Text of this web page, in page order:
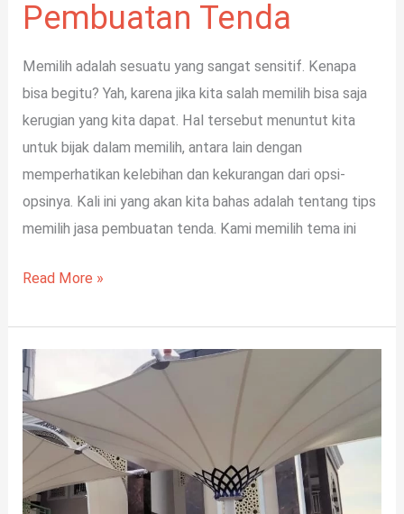
Pembuatan Tenda
Memilih adalah sesuatu yang sangat sensitif. Kenapa
bisa begitu? Yah, karena jika kita salah memilih bisa saja
kerugian yang kita dapat. Hal tersebut menuntut kita
untuk bijak dalam memilih, antara lain dengan
memperhatikan kelebihan dan kekurangan dari opsi-
opsinya. Kali ini yang akan kita bahas adalah tentang tips
memilih jasa pembuatan tenda. Kami memilih tema ini
Read More »
5
Keunggulan
Kain
Membrane
Sebagai
Atap